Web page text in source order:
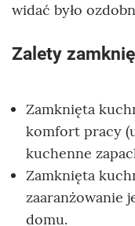
widać było
Zalety
Zamknięta
komfort pracy
kuchenne
Zamknięta
zaaranżowanie
domu.